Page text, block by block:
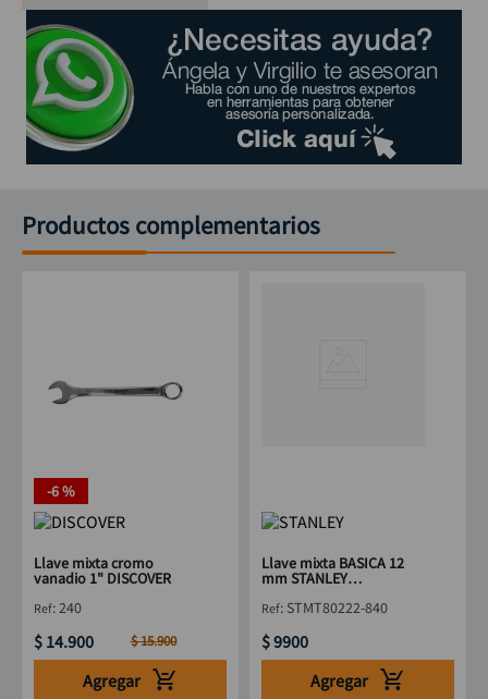
Productos complementarios
-6 %
Llave mixta cromo
vanadio 1" DISCOVER
:240
$ 14.900 $15.900
Agregar
Llave mixta BASICA 12
mm STANLEY
: STMT80222-840
$9900
Agregar